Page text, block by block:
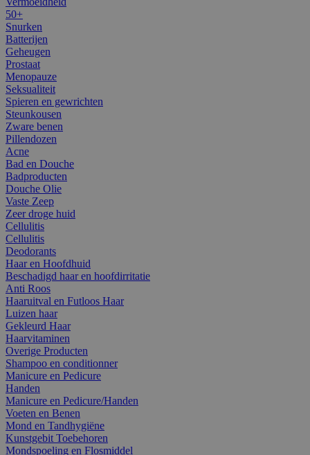
50+
Snurken
Batterijen
Geheugen
Prostaat
Menopauze
Seksualiteit
Spieren en gewrichten
Steunkousen
Zware benen
Pillendozen
Acne
Bad en Douche
Badproducten
Douche Olie
Vaste Zeep
Zeer droge huid
Cellulitis
Cellulitis
Deodorants
Haar en Hoofdhuid
Beschadigd haar en hoofdirritatie
Anti Roos
Haaruitval en Futloos Haar
Luizen haar
Gekleurd Haar
Haarvitaminen
Overige Producten
Shampoo en conditionner
Manicure en Pedicure
Handen
Manicure en Pedicure/Handen
Voeten en Benen
Mond en Tandhygiëne
Kunstgebit Toebehoren
Mondspoeling en Flosmiddel